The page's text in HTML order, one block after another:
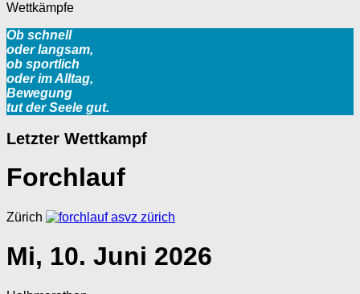
Wettkämpfe
Ob schnell
oder langsam,
ob sportlich
oder im Alltag,
Bewegung
tut der Seele gut.
Letzter Wettkampf
Forchlauf
Zürich
Mi, 10. Juni 2026